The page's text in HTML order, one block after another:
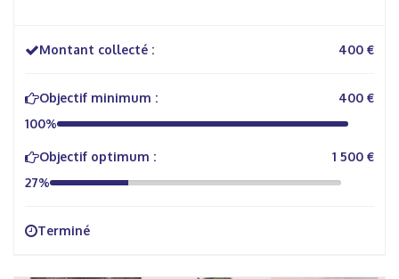
Montant collecté : 400 €
Objectif minimum :
400 €
100%
Objectif optimum :
1 500 €
27%
Terminé